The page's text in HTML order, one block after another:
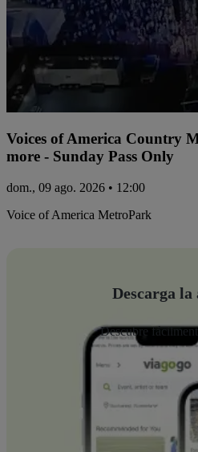
Voices of America Country
more - Sunday Pass Only
dom., 09 ago. 2026 • 12:00
Voice of America MetroPark
Descarga la
Descubre